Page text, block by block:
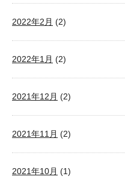
2022年2月 (2)
2022年1月 (2)
2021年12月 (2)
2021年11月 (2)
2021年10月 (1)